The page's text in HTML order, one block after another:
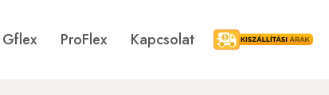
Gflex ProFlex Kapcsolat Kiszállítási árak